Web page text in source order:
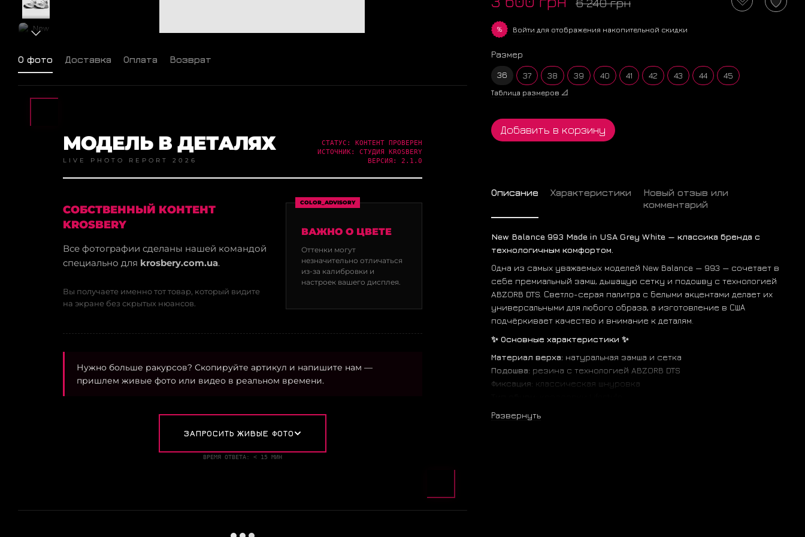
О фото Доставка Оплата Возврат
МОДЕЛЬ В ДЕТАЛЯХ
LIVE PHOTO REPORT 2026
СТАТУС: КОНТЕНТ ПРОВЕРЕН
ИСТОЧНИК: СТУДИЯ KROSBERY
ВЕРСИЯ: 2.1.0
СОБСТВЕННЫЙ КОНТЕНТ
KROSBERY
Все фотографии сделаны нашей командой
специально для krosbery.com.ua.
Вы получаете именно тот товар, который видите
на экране без скрытых нюансов.
COLOR_ADVISORY
ВАЖНО О ЦВЕТЕ
Оттенки могут
незначительно отличаться
из-за калибровки и
настроек вашего дисплея.
Нужно больше ракурсов? Скопируйте артикул и напишите нам —
пришлем живые фото или видео в реальном времени.
ЗАПРОСИТЬ ЖИВЫЕ ФОТО
ВРЕМЯ ОТВЕТА: < 15 МИН
% Войти для отображения накопительной скидки
Размер
36
37 38 39 40 41 42 43 44 45
Таблица размеров 📐
Добавить в корзину
Описание Характеристики
Новый отзыв или
комментарий
New Balance 993 Made in USA Grey White — классика бренда с
технологичным комфортом.
Одна из самых уважаемых моделей New Balance — 993 — сочетает в
себе премиальный замш, дышащую сетку и подошву с технологией
ABZORB DTS. Светло-серая палитра с белыми акцентами делает их
универсальными для любого образа, а изготовление в США
подчёркивает качество и внимание к деталям.
✨ Основные характеристики ✨
Материал верха: натуральная замша и сетка
Подошва: резина с технологией ABZORB DTS
Фиксация: классическая шнуровка
Амортизация:
Развернуть